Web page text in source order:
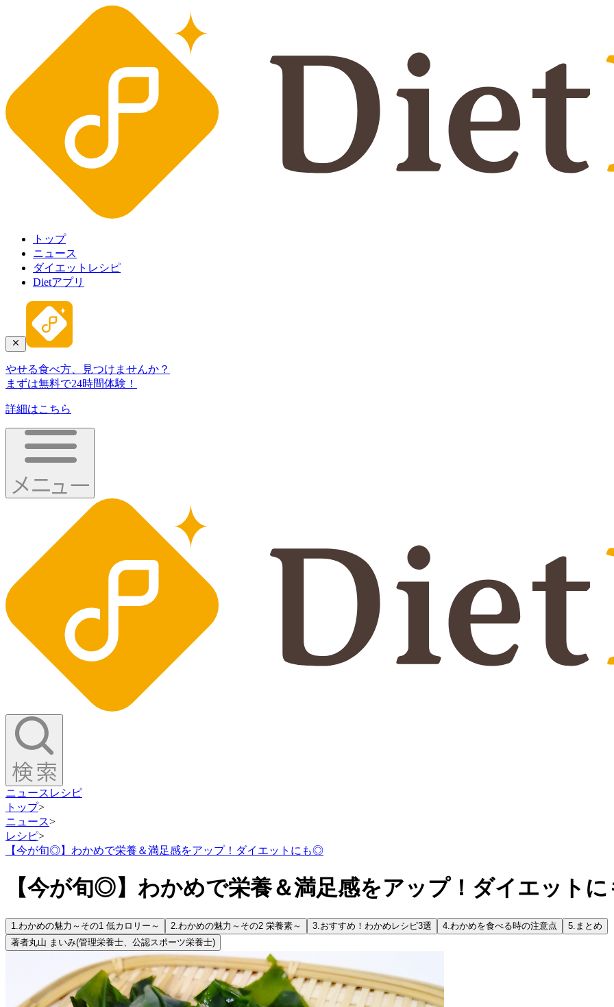
トップ
ニュース
ダイエットレシピ
Dietアプリ
やせる食べ方、見つけませんか？
まずは無料で24時間体験！
詳細はこちら
ニュース レシピ
トップ>
ニュース>
レシピ>
【今が旬◎】わかめで栄養＆満足感をアップ！ダイエットにも◎
【今が旬◎】わかめで栄養＆満足感をアップ！ダイエット
1.わかめの魅力～その1 低カロリー～ 2.わかめの魅力～その2 栄養素～ 3.おすすめ！わかめレシピ3選 4.わかめを食べる時の注意点 5. まとめ
著者丸山 まいみ(管理栄養士、公認スポーツ栄養士)